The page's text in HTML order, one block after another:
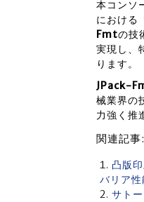
本コンソ
における
Fmtの技
実現し、
ります。
JPack-
械業界の
力強く推
関連記事:
凸版
バリア
サト